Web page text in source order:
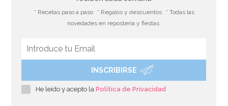
* Recetas paso a paso * Regalos y descuentos
* Todas las
novedades en repostería y fiestas
INSCRIBIRSE
He leído y acepto laPolítica de Privacidad